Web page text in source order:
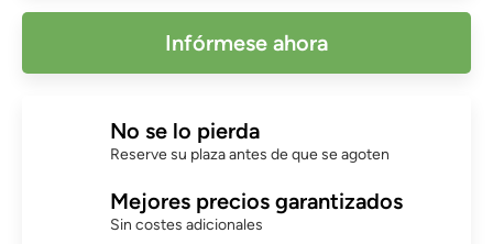
Infórmese ahora
No se lo pierda
Reserve su plaza antes de que se agoten
Mejores precios garantizados
Sin costes adicionales